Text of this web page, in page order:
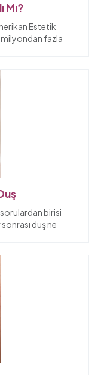
Mı?
Estetik
milyondan fazla
sorulardan birisi
sonrası duş ne